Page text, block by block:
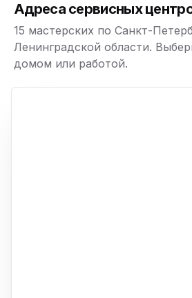
Адреса сервисных
15 мастерских по Санкт-
Ленинградской области.
домом или работой.